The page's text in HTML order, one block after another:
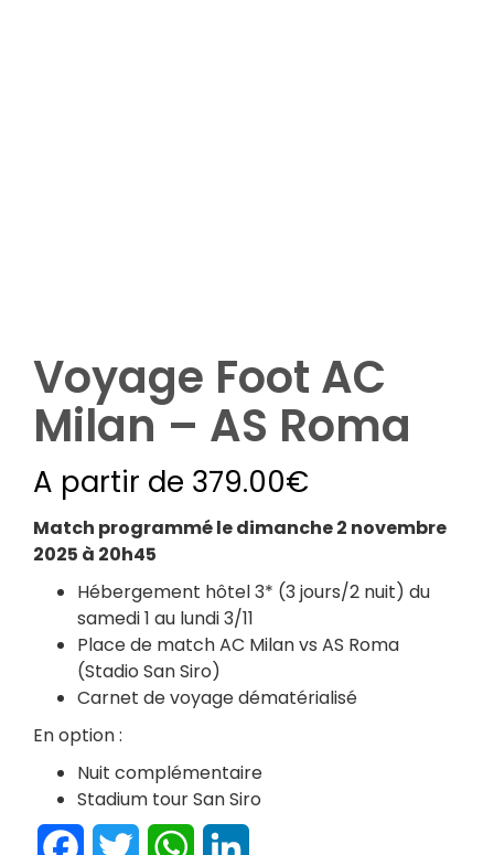
Voyage Foot AC
Milan – AS Roma
A partir de 379.00€
Match programmé le dimanche 2 novembre
2025 à 20h45
Hébergement hôtel 3* (3 jours/2 nuit) du
samedi 1 au lundi 3/11
Place de match AC Milan vs AS Roma
(Stadio San Siro)
Carnet de voyage dématérialisé
En option :
Nuit complémentaire
Stadium tour San Siro
FacebookTwitter WhatsApp